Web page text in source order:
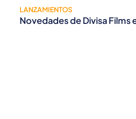
LANZAMIENTOS
Novedades de Divisa Films